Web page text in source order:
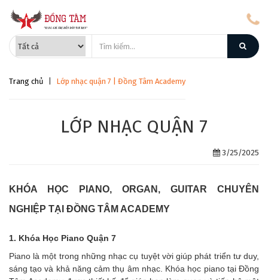
Trang chủ Lớp nhạc quận 7 | Đồng Tâm Academy
LỚP NHẠC QUẬN 7
3/25/2025
KHÓA HỌC PIANO, ORGAN, GUITAR CHUYÊN
NGHIỆP TẠI ĐỒNG TÂM ACADEMY
1. Khóa Học Piano Quận 7
Piano là một trong những nhạc cụ tuyệt vời giúp phát triển tư duy,
sáng tạo và khả năng cảm thụ âm nhạc. Khóa học piano tại Đồng